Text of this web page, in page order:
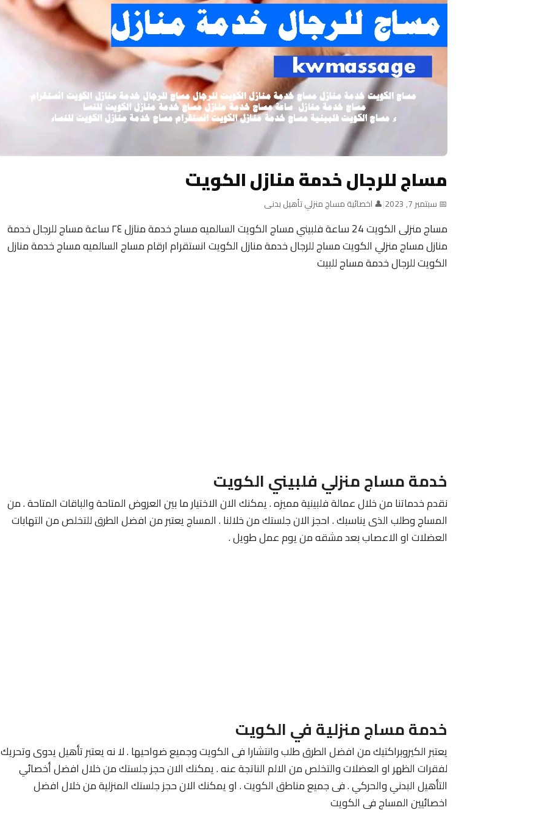
مساج للرجال خدمة منازل الكويت
📅 سبتمبر 7, 2023 |👤 اخصائية مساج منزلي تأهيل بدنى
مساج منزلى الكويت 24 ساعة فلبيني مساج الكويت السالميه مساج خدمة منازل ٢٤ ساعة مساج للرجال خدمة
منازل مساج منزلي الكويت مساج للرجال خدمة منازل الكويت انستقرام ارقام مساج السالميه مساج خدمة منازل
الكويت للرجال خدمة مساج للبيت
خدمة مساج منزلي فلبيني الكويت
نقدم خدماتنا من خلال عمالة فلبينية مميزه . يمكنك الان الاختيار ما بين العروض المتاحة والباقات المتاحة . من
المساج وطلب الذى يناسبك . احجز الان جلستك من خلالنا . المساج يعتبر من افضل الطرق للتخلص من التهابات
العضلات او الاعصاب بعد مشقه من يوم عمل طويل .
خدمة مساج منزلية في الكويت
يعتبر الكيروبراكتيك من افضل الطرق طلب وانتشارا فى الكويت وجميع ضواحيها . لا نه يعتبر تأهيل يدوى وتحريك
لفقرات الظهر او العضلات والتخلص من الالم الناتجة عنه . يمكنك الان حجز جلستك من خلال افضل أخصائي
التأهيل البدني والحركي . فى جميع مناطق الكويت . او يمكنك الان حجز جلستك المنزلية من خلال افضل
اخصائيين المساج فى الكويت